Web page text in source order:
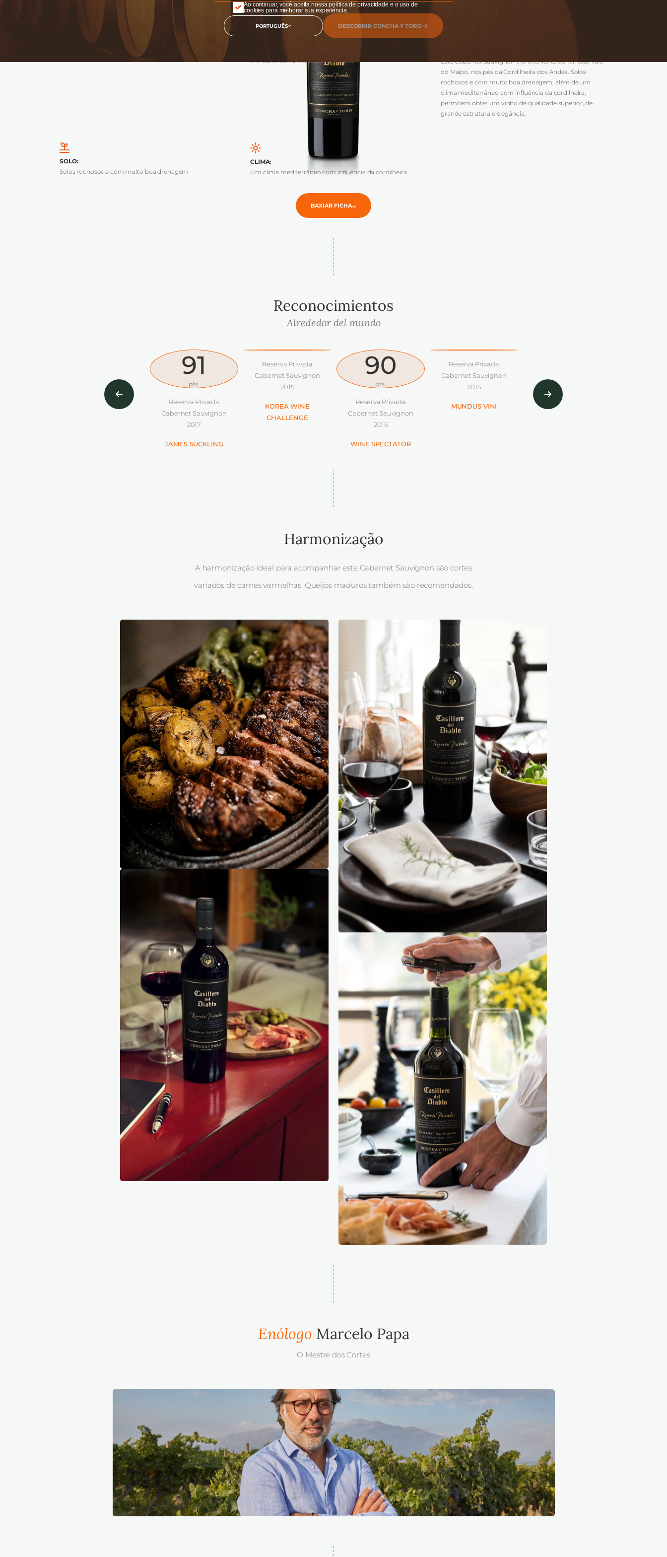
Ao continuar, você aceita nossa política de privacidade e o uso de
cookies para melhorar sua experiência.
PORTUGUÊS DESCOBRIR CONCHA Y TORO
DENOMINAÇÃO DE ORIGEM:Maipo,
Em barris de carvalho por 12 meses.
Este Cabernet Sauvignon é proveniente do famoso Vale
do Maipo, nos pés da Cordilheira dos Andes. Solos
rochosos e com muito boa drenagem, além de um
clima mediterrâneo com influência da cordilheira,
permitem obter um vinho de qualidade superior, de
grande estrutura e elegância.
SOLO:
Solos rochosos e com muito boa drenagem
CLIMA:
Um clima mediterrâneo com influência da cordilheira
BAXIAR FICHA
Reconocimientos
Alrededor del mundo
91
pts.
Reserva Privada
Cabernet Sauvignon
JAMES SUCKLING
Reserva Privada
Cabernet Sauvignon
KOREA WINE
CHALLENGE
90
pts.
Reserva Privada
Cabernet Sauvignon
WINE SPECTATOR
Reserva Privada
Cabernet Sauvignon
MUNDUS VINI
Harmonização
A harmonização ideal para acompanhar este Cabernet Sauvignon são cortes
variados de carnes vermelhas. Queijos maduros também são recomendados.
Enólogo Marcelo Papa
O Mestre dos Cortes